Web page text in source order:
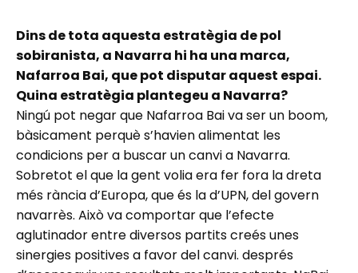
Dins de tota aquesta estratègia de pol
sobiranista, a Navarra hi ha una marca,
Nafarroa Bai, que pot disputar aquest espai.
Quina estratègia plantegeu a Navarra?
Ningú pot negar que Nafarroa Bai va ser un boom,
bàsicament perquè s’havien alimentat les
condicions per a buscar un canvi a Navarra.
Sobretot el que la gent volia era fer fora la dreta
més rància d’Europa, que és la d’UPN, del govern
navarrès. Això va comportar que l’efecte
aglutinador entre diversos partits creés unes
sinergies positives a favor del canvi. després